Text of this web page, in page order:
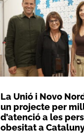
La Unió i Novo
un projecte per
d’atenció a les
obesitat a